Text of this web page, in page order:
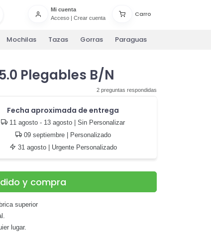
Mi cuenta
Acceso| Crear cuenta
Carro
Mochilas Tazas Gorras Paraguas
Plegables B/N
2 preguntas respondidas
Fecha aproximada de entrega
11 agosto - 13 agosto | Sin Personalizar
09 septiembre| Personalizado
31 agosto| Urgente Personalizado
y compra
superior
lugar.